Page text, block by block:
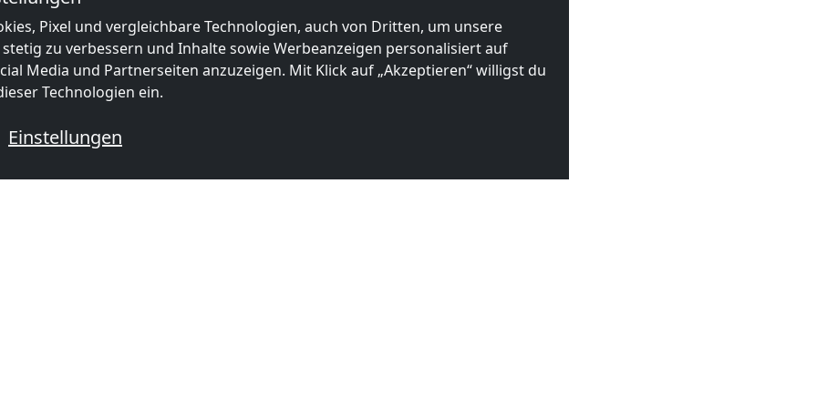
Pixel und vergleichbare Technologien, auch von Dritten, um unsere
zu verbessern und Inhalte sowie Werbeanzeigen personalisiert auf
Media und Partnerseiten anzuzeigen. Mit Klick auf „Akzeptieren“ willigst du
Technologien ein.
Einstellungen